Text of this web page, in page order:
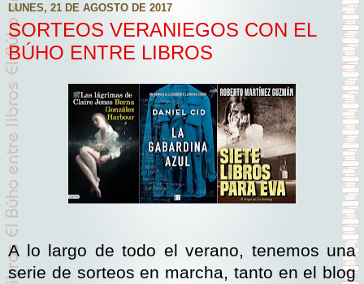
LUNES, 21 DE AGOSTO DE 2017
SORTEOS VERANIEGOS CON EL
BÚHO ENTRE LIBROS
A lo largo de todo el verano, tenemos una
serie de sorteos en marcha, tanto en el blog